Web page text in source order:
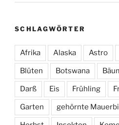
SCHLAGWÖRTER
Afrika Alaska Astro
Blüten Botswana
Darß Eis Frühling
Garten gehörnte